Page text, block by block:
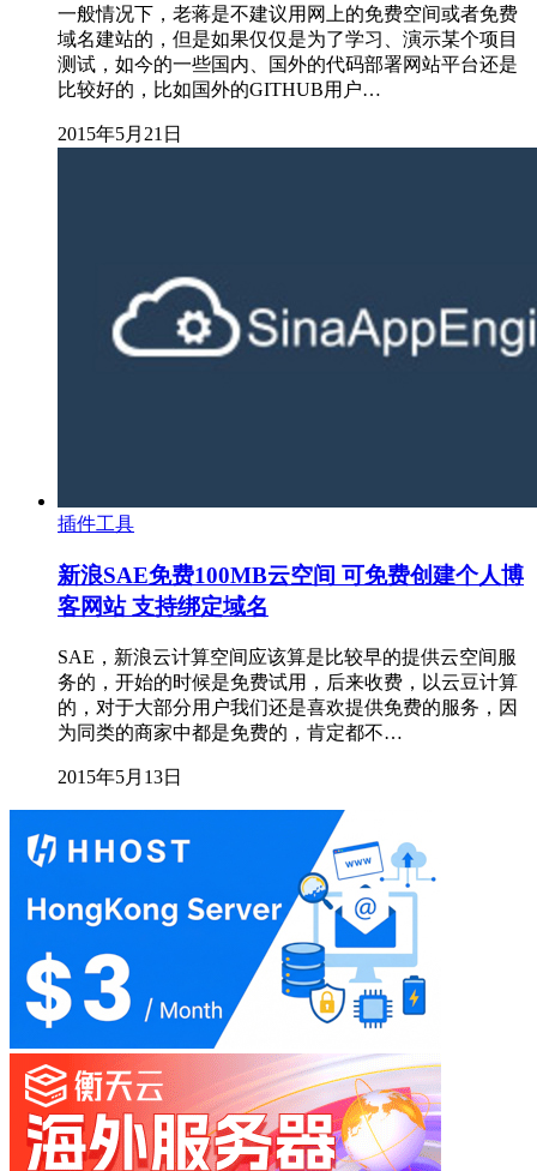
一般情况下，老蒋是不建议用网上的免费空间或者免费
域名建站的，但是如果仅仅是为了学习、演示某个项目
测试，如今的一些国内、国外的代码部署网站平台还是
比较好的，比如国外的GITHUB用户…
2015年5月21日
插件工具
新浪SAE免费100MB云空间 可免费创建个人博
客网站 支持绑定域名
SAE，新浪云计算空间应该算是比较早的提供云空间服
务的，开始的时候是免费试用，后来收费，以云豆计算
的，对于大部分用户我们还是喜欢提供免费的服务，因
为同类的商家中都是免费的，肯定都不…
2015年5月13日